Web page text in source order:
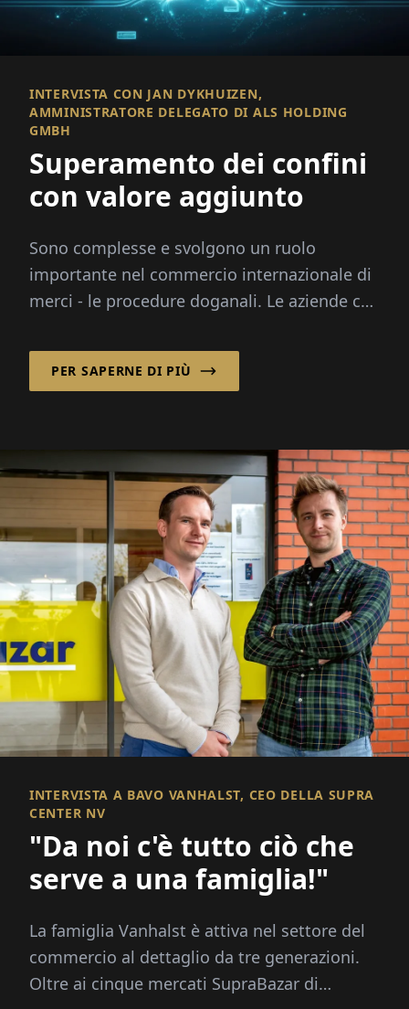
INTERVISTA CON JAN DYKHUIZEN,
AMMINISTRATORE DELEGATO DI ALS HOLDING
GMBH
Superamento dei confini
con valore aggiunto
Sono complesse e svolgono un ruolo
importante nel commercio internazionale di
merci - le procedure doganali. Le aziende che
PER SAPERNE DI PIÙ
INTERVISTA A BAVO VANHALST, CEO DELLA SUPRA
CENTER NV
"Da noi c'è tutto ciò che
serve a una famiglia!"
La famiglia Vanhalst è attiva nel settore del
commercio al dettaglio da tre generazioni.
Oltre ai cinque mercati SupraBazar di